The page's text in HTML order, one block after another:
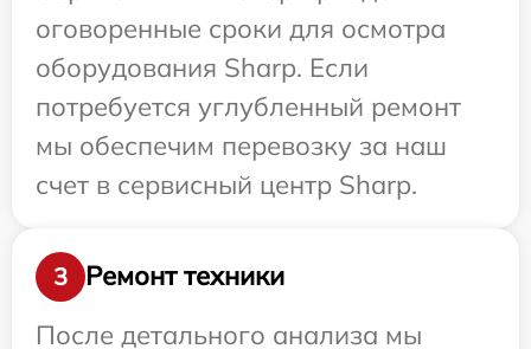
оговоренные сроки для осмотра
оборудования Sharp. Если
потребуется углубленный ремонт
мы обеспечим перевозку за наш
счет в сервисный центр Sharp.
3
Ремонт техники
После детального анализа мы